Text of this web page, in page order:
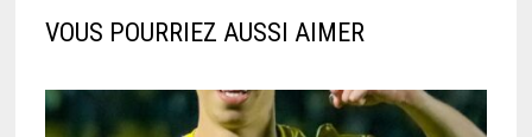
VOUS POURRIEZ AUSSI AIMER